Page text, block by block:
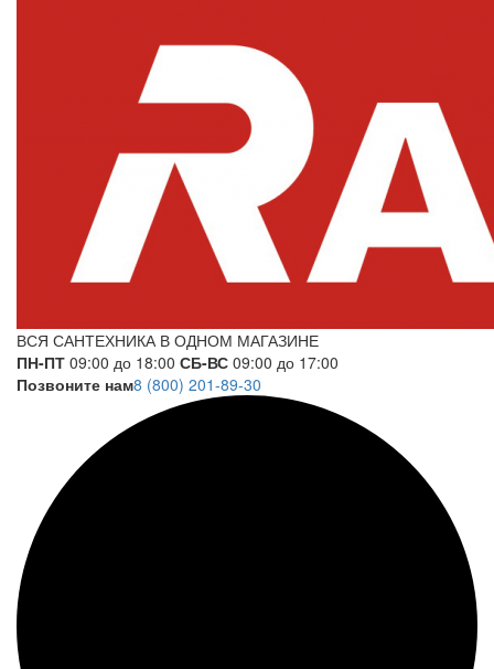
ВСЯ САНТЕХНИКА В ОДНОМ МАГАЗИНЕ
ПН-ПТ 09:00 до 18:00 СБ-ВС 09:00 до 17:00
Позвоните нам8 (800) 201-89-30